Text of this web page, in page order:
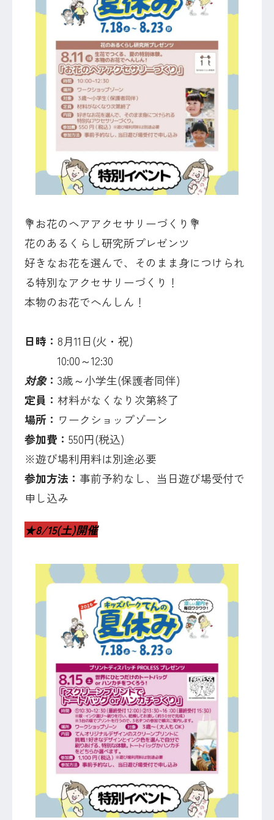
💐お花のヘアアクセサリーづくり💐
花のあるくらし研究所プレゼンツ
好きなお花を選んで、そのまま身につけられ
る特別なアクセサリーづくり！
本物のお花でへんしん！
日時： 8月11日(火・祝)
10:00～12:30
対象： 3歳～小学生(保護者同伴)
定員： 材料がなくなり次第終了
場所： ワークショップゾーン
参加費： 550円(税込)
※遊び場利用料は別途必要
参加方法： 事前予約なし、当日遊び場受付で
申し込み
★8/15(土)開催